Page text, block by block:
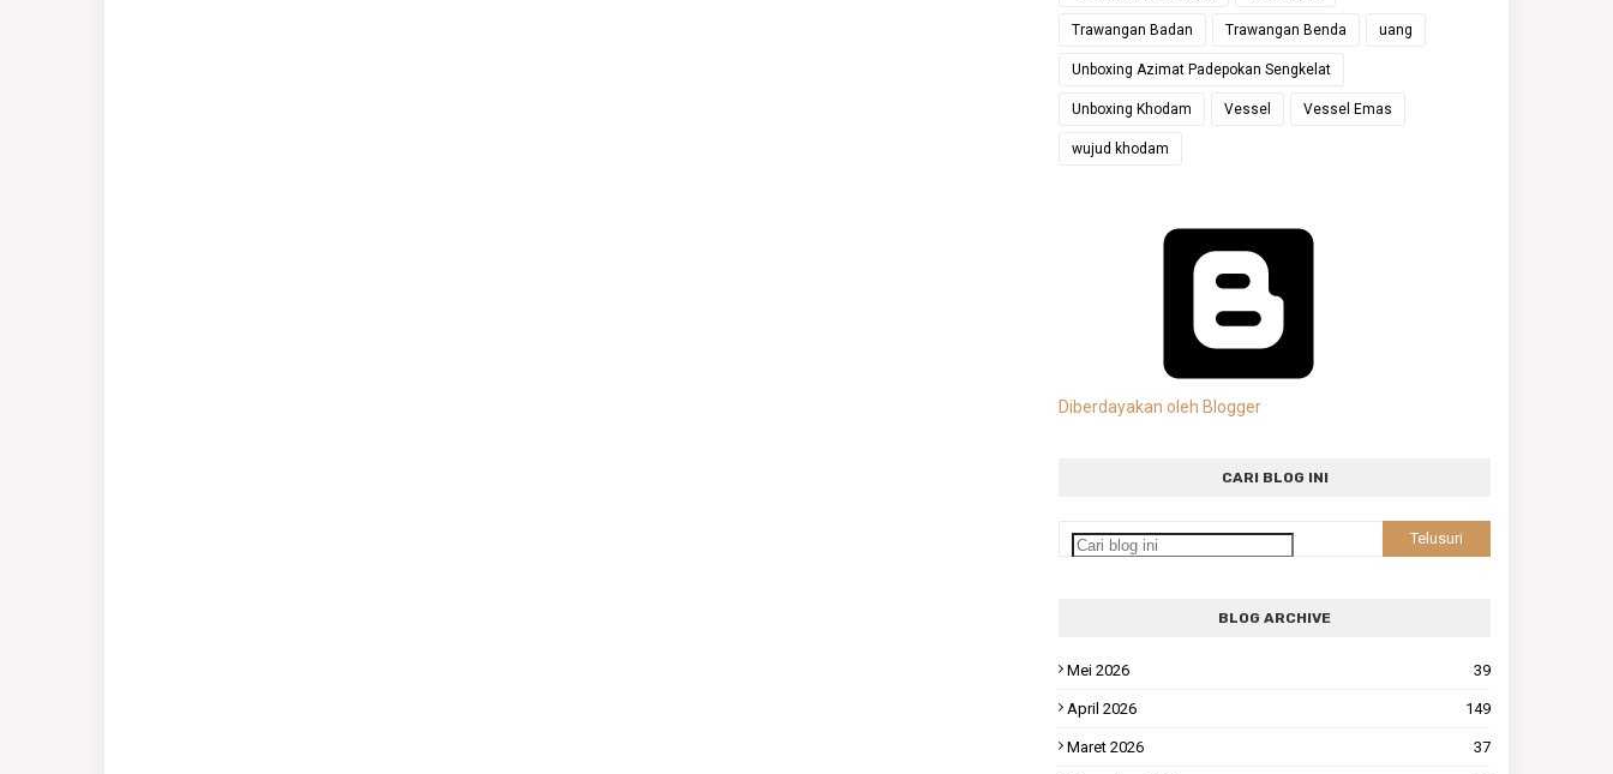
Trawangan Badan Trawangan Benda uang
Unboxing Azimat Padepokan Sengkelat
Unboxing Khodam Vessel Vessel Emas
wujud khodam
Diberdayakan oleh Blogger
CARI BLOG INI
BLOG ARCHIVE
Mei 2026 39
April 2026 149
Maret 2026 37